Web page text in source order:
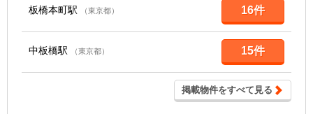
板橋本町駅 （東京都） 16件
中板橋駅 （東京都） 15件
掲載物件をすべて見る